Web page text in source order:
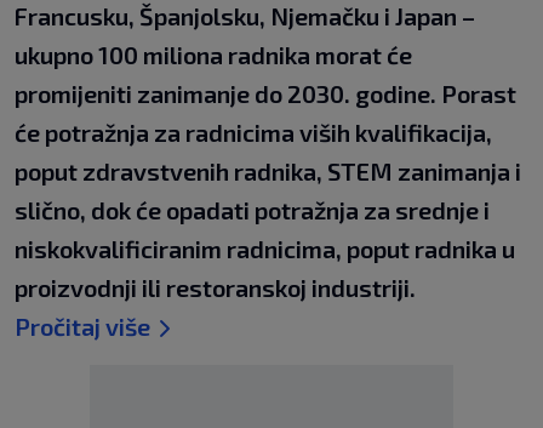
Francusku, Španjolsku, Njemačku i Japan –
ukupno 100 miliona radnika morat će
promijeniti zanimanje do 2030. godine. Porast
će potražnja za radnicima viših kvalifikacija,
poput zdravstvenih radnika, STEM zanimanja i
slično, dok će opadati potražnja za srednje i
niskokvalificiranim radnicima, poput radnika u
proizvodnji ili restoranskoj industriji.
Pročitaj više